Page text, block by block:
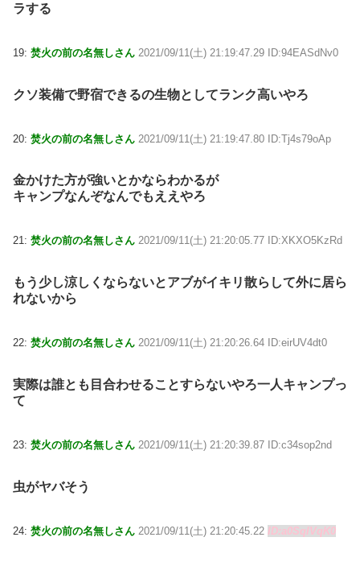
ラする
19: 焚火の前の名無しさん 2021/09/11(土) 21:19:47.29 ID:94EASdNv0
クソ装備で野宿できるの生物としてランク高いやろ
20: 焚火の前の名無しさん 2021/09/11(土) 21:19:47.80 ID:Tj4s79oAp
金かけた方が強いとかならわかるが
キャンプなんぞなんでもええやろ
21: 焚火の前の名無しさん 2021/09/11(土) 21:20:05.77 ID:XKXO5KzRd
もう少し涼しくならないとアブがイキリ散らして外に居ら
れないから
22: 焚火の前の名無しさん 2021/09/11(土) 21:20:26.64 ID:eirUV4dt0
実際は誰とも目合わせることすらないやろ一人キャンプっ
て
23: 焚火の前の名無しさん 2021/09/11(土) 21:20:39.87 ID:c34sop2nd
虫がヤバそう
24: 焚火の前の名無しさん 2021/09/11(土) 21:20:45.22 ID:a0SqIVqK0